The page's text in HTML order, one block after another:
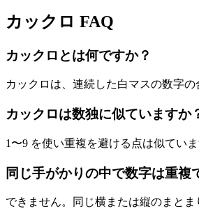
カックロ FAQ
カックロとは何ですか？
カックロは、連続した白マスの数字
カックロは数独に似ていますか
1〜9 を使い重複を避ける点は似てい
同じ手がかりの中で数字は重複
できません。同じ横または縦のまとま